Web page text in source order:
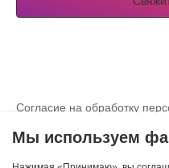
Согласие на обработку
Мы используем